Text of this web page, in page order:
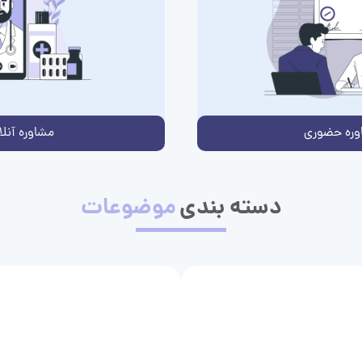
حضوری مشاوره
دسته بندیموضوعات